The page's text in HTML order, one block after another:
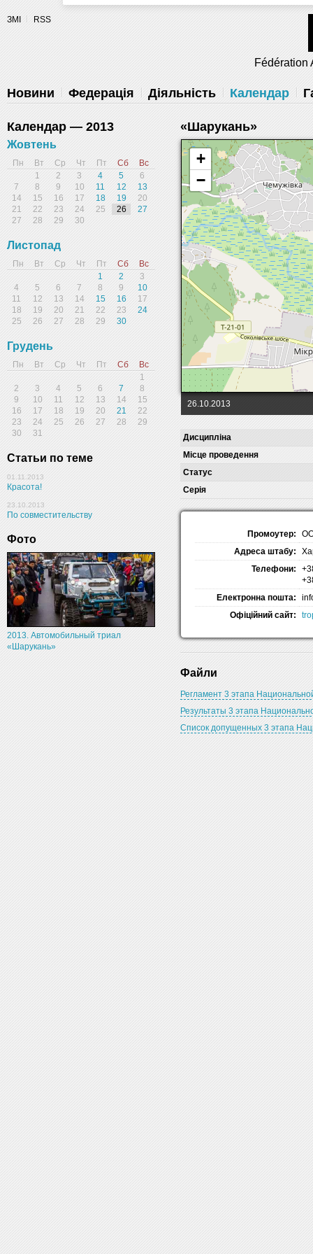
Разрешите сайту fau.ua отправлять
Запретить
ЗМІ RSS
Fédération
Новини Федерація Діяльність Календар
Календар — 2013
Жовтень
Пн Вт Ср Чт Пт Сб
Вс
1
2 3 4 5
6
7
8 9 10 11 12
13
14
15 16 17 18 19
20
21
22 23 24 25 26
27
27
28 29 30
Листопад
Пн Вт Ср Чт Пт Сб
Вс
1
2
3
4
5 6 7 8 9
10
11
12 13 14 15 16
17
18
19 20 21 22 23
24
25
26 27 28 29 30
Грудень
Пн Вт Ср Чт Пт Сб
Вс
1
2
3 4 5 6 7
8
9
10 11 12 13 14
15
16
17 18 19 20 21
22
23
24 25 26 27 28
29
30
31
Статьи по теме
01.11.2013
Красота!
23.10.2013
По совместительству
Фото
2013. Автомобильный триал
«Шарукань»
«Шарукань»
+
−
26.10.2013
Дисципліна
Місце проведення
Статус
Серія
Промоутер:
Адреса штабу:
Телефони:
Електронна пошта:
Офіційний сайт:
Файли
Регламент 3 этапа
Результаты 3 этапа
Список допущенных 3 этапа